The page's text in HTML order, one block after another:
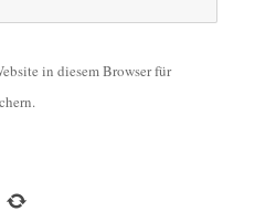
in diesem Browser für